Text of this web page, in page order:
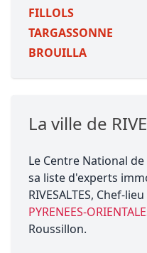
FILLOLS
TARGASSONNE
BROUILLA
La ville de
Le Centre National
sa liste d'experts
RIVESALTES, Chef-
PYRENEES-
Roussillon.